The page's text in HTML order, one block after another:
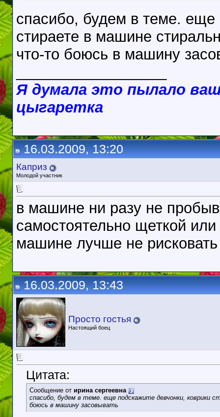
спасибо, будем в теме. еще
стираете в машине
что-то боюсь в машину
Я думала это пылало
цыгаретка
16.03.2009, 13:20
Каприз
Молодой участник
в машине ни разу не
самостоятельно щеткой
машине лучше не рисковать
16.03.2009, 13:43
Просто гостья
Настоящий боец
Цитата:
Сообщение от ирина сергеевна
спасибо, будем в теме. еще подскажите девчонки, коврики
боюсь в машину засовывать